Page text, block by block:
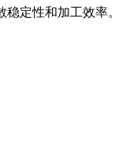
定性和加工效率。